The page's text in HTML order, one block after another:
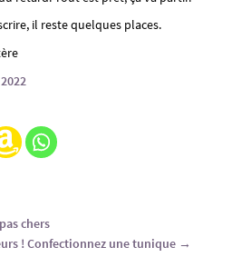
il reste quelques places.
chers
! Confectionnez une tunique →